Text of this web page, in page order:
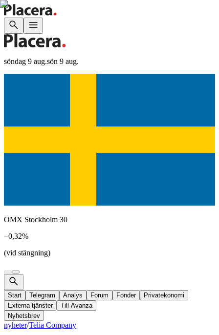
söndag 9 aug.sön 9 aug.
OMX Stockholm 30
−0,32%
(vid stängning)
Start Telegram Analys Forum Fonder
Privatekonomi
Externa tjänster
Till Avanza
Nyhetsbrev
nyheter/Telia Company